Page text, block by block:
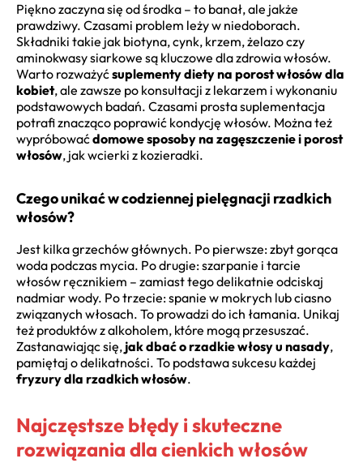
Piękno zaczyna się od środka – to banał, ale jakże
prawdziwy. Czasami problem leży w niedoborach.
Składniki takie jak biotyna, cynk, krzem, żelazo czy
aminokwasy siarkowe są kluczowe dla zdrowia włosów.
Warto rozważyćsuplementy diety na porost włosów dla
kobiet, ale zawsze po konsultacji z lekarzem i wykonaniu
podstawowych badań. Czasami prosta suplementacja
potrafi znacząco poprawić kondycję włosów. Można też
wypróbowaćdomowe sposoby na zagęszczenie i porost
włosów, jak wcierki z kozieradki.
Czego unikać w codziennej pielęgnacji rzadkich
włosów?
Jest kilka grzechów głównych. Po pierwsze: zbyt gorąca
woda podczas mycia. Po drugie: szarpanie i tarcie
włosów ręcznikiem – zamiast tego delikatnie odciskaj
nadmiar wody. Po trzecie: spanie w mokrych lub ciasno
związanych włosach. To prowadzi do ich łamania. Unikaj
też produktów z alkoholem, które mogą przesuszać.
Zastanawiając się, jak dbać o rzadkie włosy u nasady,
pamiętaj o delikatności. To podstawa sukcesu każdej
fryzury dla rzadkich włosów.
Najczęstsze błędy i skuteczne
rozwiązania dla cienkich włosów